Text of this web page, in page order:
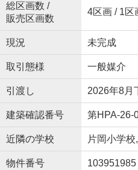
総区画数 /
販売区画数
4区画 / 1区
現況 未完成
取引態様 一般媒介
引渡し 2026年8月
建築確認番号 第HPA-26-
近隣の学校 片岡小学
物件番号 103951985